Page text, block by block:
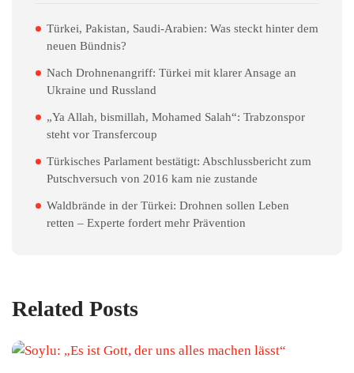
Türkei, Pakistan, Saudi-Arabien: Was steckt hinter dem
neuen Bündnis?
Nach Drohnenangriff: Türkei mit klarer Ansage an
Ukraine und Russland
„Ya Allah, bismillah, Mohamed Salah“: Trabzonspor
steht vor Transfercoup
Türkisches Parlament bestätigt: Abschlussbericht zum
Putschversuch von 2016 kam nie zustande
Waldbrände in der Türkei: Drohnen sollen Leben
retten – Experte fordert mehr Prävention
Related Posts